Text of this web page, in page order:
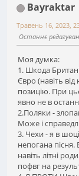
Bayraktar
Травень 16, 2023,
Останнє
Моя думка:
1. Шкода
Євро (навіть від
позицію. При
явно не в
2.Поляки -
Може і
3. Чехи - я в
непогана пісня.
навіть літні
пофвг на